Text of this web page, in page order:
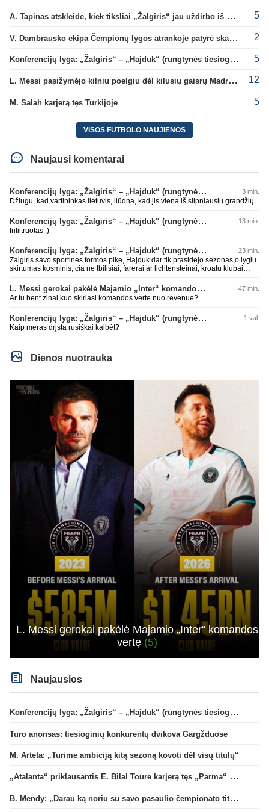
A. Tapinas atskleidė, kiek tiksliai „Žalgiris“ jau uždirbo iš UEFA premijų 5
V. Dambrausko ekipa Čempionų lygos atrankoje patyrė skaudžią nesėkmę 2
Konferencijų lyga: „Žalgiris“ – „Hajduk“ (rungtynės tiesiogiai) 5
L. Messi pasižymėjo kilniu poelgiu dėl kilusių gaisrų Madride 12
M. Salah karjerą tęs Turkijoje 5
VISOS FUTBOLO NAUJIENOS
Naujausi komentarai
Konferencijų lyga: „Žalgiris“ – „Hajduk“ (rungtynės tiesiogiai) 3 min.
Džiugu, kad vartininkas lietuvis, liūdna, kad jis viena iš silpniausių grandžių.
Konferencijų lyga: „Žalgiris“ – „Hajduk“ (rungtynės tiesiogiai) 13 min.
Infiltruotas :)
Konferencijų lyga: „Žalgiris“ – „Hajduk“ (rungtynės tiesiogiai) 23 min.
Zalgiris savo sportines formos pike, Hajduk dar tik prasidejo sezonas,o lygiu
skirtumas kosminis, cia ne tbilisiai, farerai ar lichtensteinai, kroatu klubai
10 metu kitu stebuklingu rungtyniu pries koki kysiniovo metalista
L. Messi gerokai pakėlė Majamio „Inter“ komandos vertę 47 min.
Ar tu bent zinai kuo skiriasi komandos verte nuo revenue?
Konferencijų lyga: „Žalgiris“ – „Hajduk“ (rungtynės tiesiogiai) 1 val.
Kaip meras drįsta rusiškai kalbėt?
Dienos nuotrauka
L. Messi gerokai pakėlė Majamio „Inter“ komandos
vertę (5)
Naujausios
Konferencijų lyga: „Žalgiris“ – „Hajduk“ (rungtynės tiesiogiai)
Turo anonsas: tiesioginių konkurentų dvikova Gargžduose
M. Arteta: „Turime ambiciją kitą sezoną kovoti dėl visų titulų“
„Atalanta“ priklausantis E. Bilal Toure karjerą tęs „Parma“ gretose
B. Mendy: „Darau ką noriu su savo pasaulio čempionato titulu“